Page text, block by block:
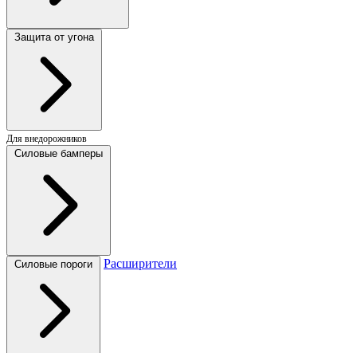
Защита от угона
Для внедорожников
Силовые бамперы
Силовые пороги Расширители